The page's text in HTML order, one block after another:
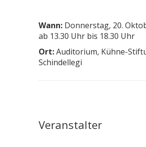
Wann: Donnerstag, 20.
ab 13.30 Uhr bis 18.30 Uhr
Ort:Auditorium, Kühne-
Schindellegi
Veranstalter